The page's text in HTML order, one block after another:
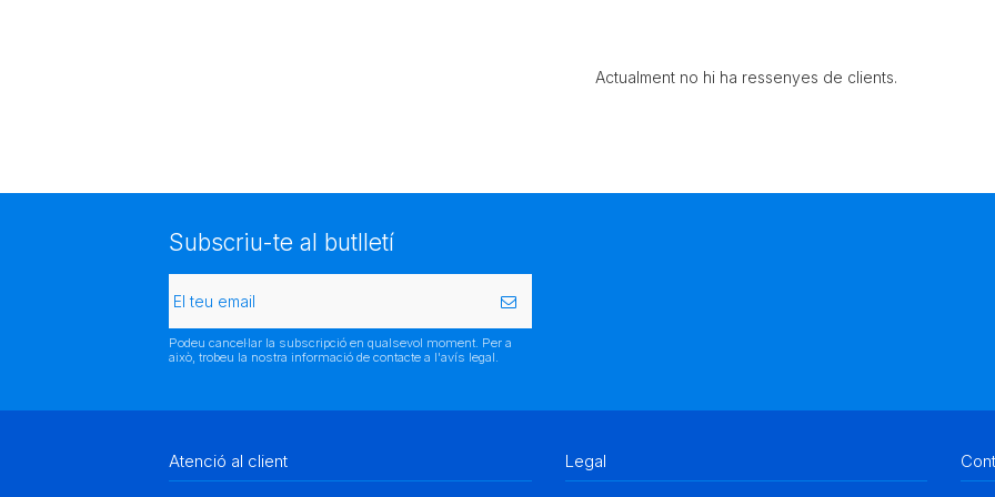
Actualment no hi ha ressenyes de clients.
Subscriu-te al butlletí
Podeu cancel·lar la subscripció en qualsevol moment. Per a
això, trobeu la nostra informació de contacte a l'avís legal.
Atenció al client Legal